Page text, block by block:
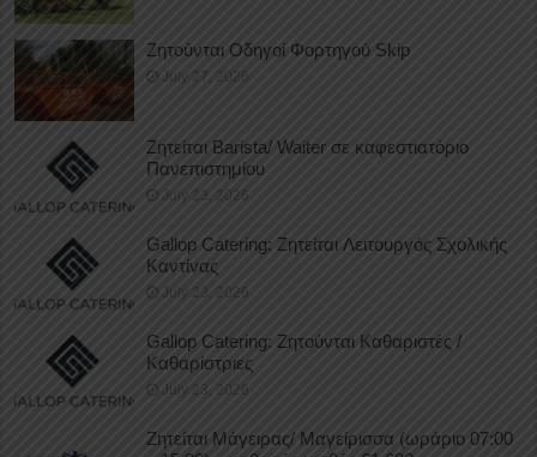
Ζητούνται Οδηγοί Φορτηγού Skip
July 27, 2026
Ζητείται Barista/ Waiter σε καφεστιατόριο
Πανεπιστημίου
July 23, 2026
Gallop Catering: Ζητείται Λειτουργός Σχολικής
Καντίνας
July 23, 2026
Gallop Catering: Ζητούνται Καθαριστές /
Καθαρίστριες
July 23, 2026
Ζητείται Μάγειρας/ Μαγείρισσα (ωράριο 07:00